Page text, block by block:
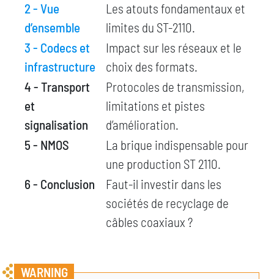
2 - Vue
d’ensemble
Les atouts fondamentaux et
limites du ST-2110.
3 - Codecs et
infrastructure
Impact sur les réseaux et le
choix des formats.
4 - Transport
et
signalisation
Protocoles de transmission,
limitations et pistes
d’amélioration.
5 - NMOS
La brique indispensable pour
une production ST 2110.
6 - Conclusion
Faut-il investir dans les
sociétés de recyclage de
câbles coaxiaux ?